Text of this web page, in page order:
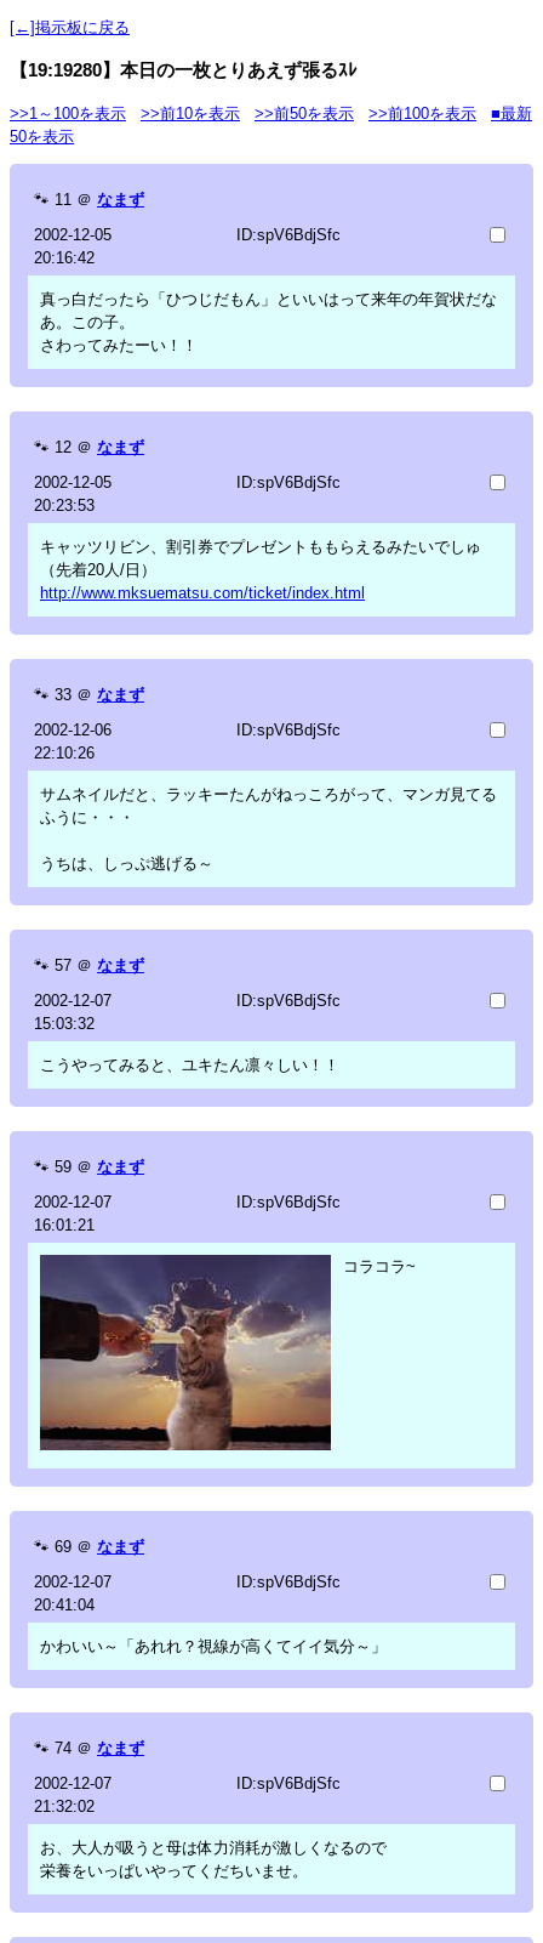
[←]掲示板に戻る
【19:19280】本日の一枚とりあえず張るｽﾚ
>>1～100を表示 >>前10を表示 >>前50を表示 >>前100を表示
■最新
50を表示
🐾 11 ＠ なまず
2002-12-05
20:16:42
ID:spV6BdjSfc
真っ白だったら「ひつじだもん」といいはって来年の年賀状だな
あ。この子。
さわってみたーい！！
🐾 12 ＠ なまず
2002-12-05
20:23:53
ID:spV6BdjSfc
キャッツリビン、割引券でプレゼントももらえるみたいでしゅ
（先着20人/日）
http://www.mksuematsu.com/ticket/index.html
🐾 33 ＠ なまず
2002-12-06
22:10:26
ID:spV6BdjSfc
サムネイルだと、ラッキーたんがねっころがって、マンガ見てる
ふうに・・・
うちは、しっぷ逃げる～
🐾 57 ＠ なまず
2002-12-07
15:03:32
ID:spV6BdjSfc
こうやってみると、ユキたん凛々しい！！
🐾 59 ＠ なまず
2002-12-07
16:01:21
ID:spV6BdjSfc
コラコラ~
🐾 69 ＠ なまず
2002-12-07
20:41:04
ID:spV6BdjSfc
かわいい～「あれれ？視線が高くてイイ気分～」
🐾 74 ＠ なまず
2002-12-07
21:32:02
ID:spV6BdjSfc
お、大人が吸うと母は体力消耗が激しくなるので
栄養をいっぱいやってくだちいませ。